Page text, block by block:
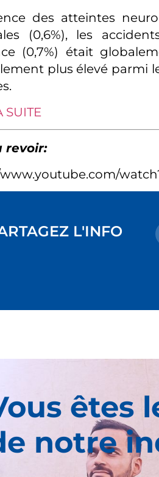
des atteintes
(0,6%), les
(0,7%) était
plus élevé parmi
SUITE
revoir:
L'INFO
êtes
notre